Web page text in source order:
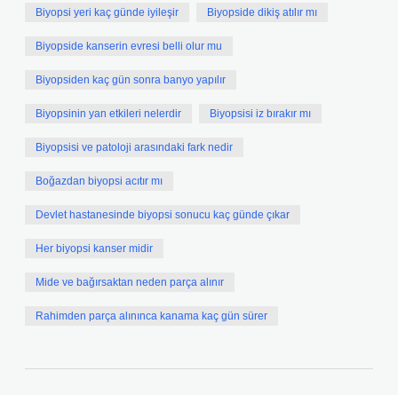
Biyopsi yeri kaç günde iyileşir Biyopside dikiş atılır mı
Biyopside kanserin evresi belli olur mu
Biyopsiden kaç gün sonra banyo yapılır
Biyopsinin yan etkileri nelerdir Biyopsisi iz bırakır mı
Biyopsisi ve patoloji arasındaki fark nedir
Boğazdan biyopsi acıtır mı
Devlet hastanesinde biyopsi sonucu kaç günde çıkar
Her biyopsi kanser midir
Mide ve bağırsaktan neden parça alınır
Rahimden parça alınınca kanama kaç gün sürer